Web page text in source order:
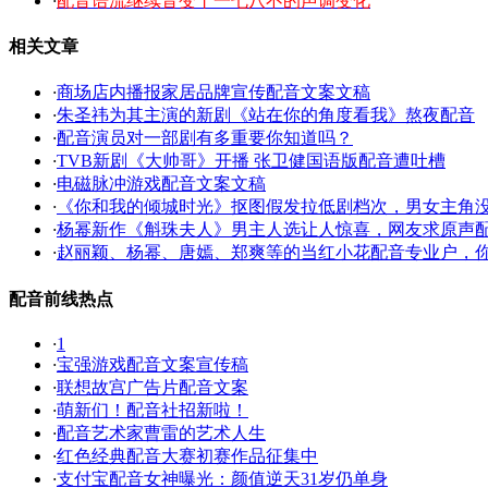
相关文章
·商场店内播报家居品牌宣传配音文案文稿
·朱圣祎为其主演的新剧《站在你的角度看我》熬夜配音
·配音演员对一部剧有多重要你知道吗？
·TVB新剧《大帅哥》开播 张卫健国语版配音遭吐槽
·电磁脉冲游戏配音文案文稿
· 《你和我的倾城时光》抠图假发拉低剧档次，男女主角
·杨幂新作《斛珠夫人》男主人选让人惊喜，网友求原声
·赵丽颖、杨幂、唐嫣、郑爽等的当红小花配音专业户，
配音前线热点
·1
·宝强游戏配音文案宣传稿
·联想故宫广告片配音文案
·萌新们！配音社招新啦！
·配音艺术家曹雷的艺术人生
·红色经典配音大赛初赛作品征集中
·支付宝配音女神曝光：颜值逆天31岁仍单身